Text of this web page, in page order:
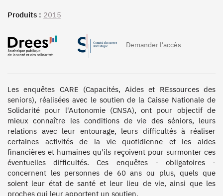
Produits : 2015
Demander l'accès
Les enquêtes CARE (Capacités, Aides et REssources des
seniors), réalisées avec le soutien de la Caisse Nationale de
Solidarité pour l'Autonomie (CNSA), ont pour objectif de
mieux connaître les conditions de vie des séniors, leurs
relations avec leur entourage, leurs difficultés à réaliser
certaines activités de la vie quotidienne et les aides
financières et humaines qu'ils reçoivent pour surmonter ces
éventuelles difficultés. Ces enquêtes - obligatoires -
concernent les personnes de 60 ans ou plus, quels que
soient leur état de santé et leur lieu de vie, ainsi que les
proches qui leur apportent un soutien.